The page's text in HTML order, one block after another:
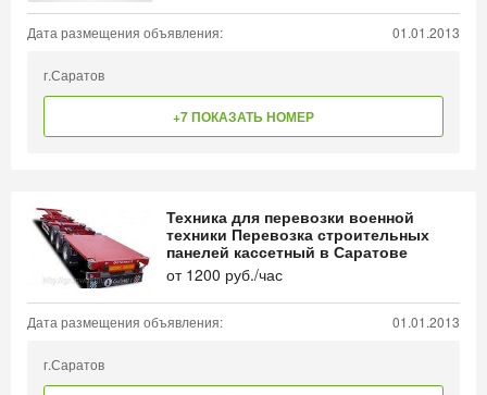
Дата размещения объявления: 01.01.2013
г.Саратов
+7 ПОКАЗАТЬ НОМЕР
Техника для перевозки военной
техники Перевозка строительных
панелей кассетный в Саратове
от 1200 руб./час
Дата размещения объявления: 01.01.2013
г.Саратов